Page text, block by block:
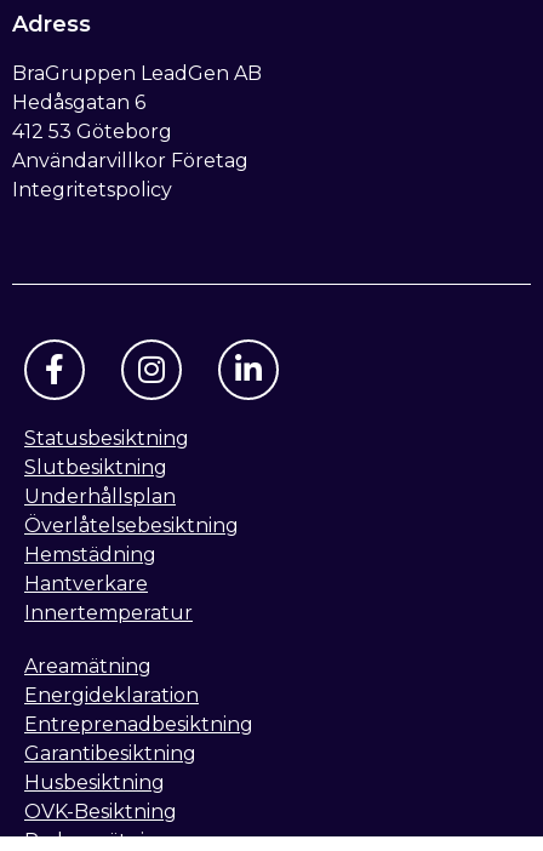
Adress
BraGruppen LeadGen AB
Hedåsgatan 6
412 53 Göteborg
Användarvillkor Företag
Integritetspolicy
Areamätning
Energideklaration
Entreprenadbesiktning
Garantibesiktning
Husbesiktning
OVK-Besiktning
Radonmätning
Statusbesiktning
Slutbesiktning
Underhållsplan
Överlåtelsebesiktning
Hemstädning
Hantverkare
Innertemperatur